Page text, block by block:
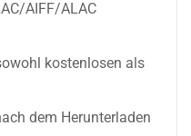
AIFF/ALAC
kostenlosen als
dem Herunterladen